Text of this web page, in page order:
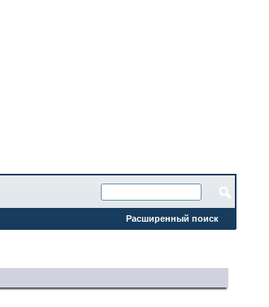
Расширенный поиск